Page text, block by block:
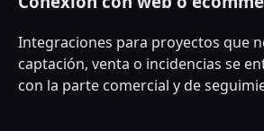
Integraciones para proyectos que
captación, venta o incidencias se
con la parte comercial y de